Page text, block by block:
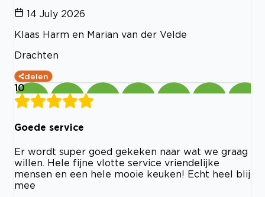
14 July 2026
Klaas Harm en Marian van der Velde
Drachten
delen
10
Goede service
Er wordt super goed gekeken naar wat we graag
willen. Hele fijne vlotte service vriendelijke
mensen en een hele mooie keuken! Echt heel blij
mee